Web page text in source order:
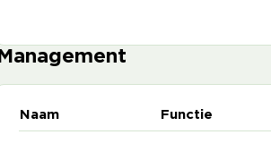
Management
Naam Functie